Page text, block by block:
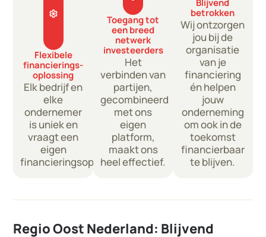
settings
Flexibele
financierings­
oplossing
Elk bedrijf en
elke
ondernemer
is uniek en
vraagt een
eigen
financieringsoplossing.
Toegang tot
een breed
netwerk
investeerders​
Het
verbinden van
partijen,
gecombineerd
met ons
eigen
platform,
maakt ons
heel effectief.
Blijvend
betrokken
Wij ontzorgen
jou bij de
organisatie
van je
financiering
én helpen
jouw
onderneming
om ook in de
toekomst
financierbaar
te blijven.
Regio Oost Nederland: Blijvend